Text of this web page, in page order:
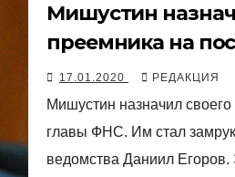
Мишустин
преемника на
17.01.2020 РЕДАКЦИЯ
Мишустин назначил
главы ФНС. Им стал
ведомства Даниил Егоров.